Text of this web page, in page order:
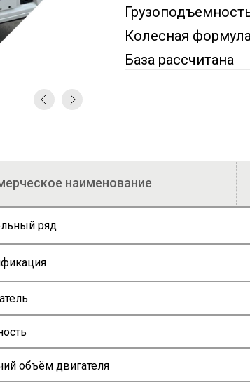
Колесная
База рассчитана
наименование
ряд
объём двигателя